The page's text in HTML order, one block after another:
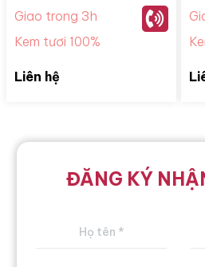
Giao trong 3h
Kem tươi 100%
Liên hệ
ĐĂNG KÝ